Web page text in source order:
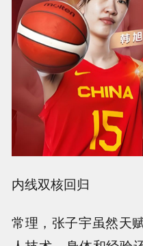
内线双核回归
常理，张子宇虽然天